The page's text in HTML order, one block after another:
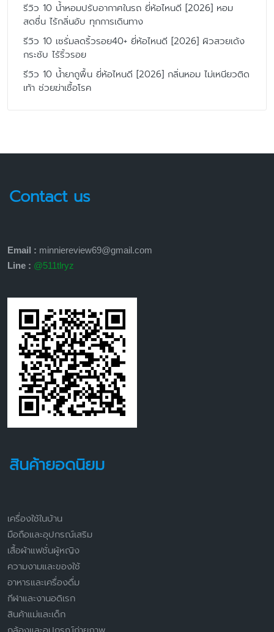
รีวิว 10 น้ำหอมปรับอากาศในรถ ยี่ห้อไหนดี [2026] หอม
สดชื่น ไร้กลิ่นอับ ทุกการเดินทาง
รีวิว 10 เซรั่มลดริ้วรอย40+ ยี่ห้อไหนดี [2026] ผิวสวยเด้ง
กระชับ ไร้ริ้วรอย
รีวิว 10 น้ำยาถูพื้น ยี่ห้อไหนดี [2026] กลิ่นหอม ไม่เหนียวติด
เท้า ช่วยฆ่าเชื้อโรค
Contact us
Email : minniereview69@gmail.com
Line : @511tlryz
สินค้ายอดนิยม
เครื่องใช้ในบ้าน
มือถือและอุปกรณ์เสริม
เสื้อผ้าแฟชั่นผู้หญิง
ความงามและของใช้
อาหารและเครื่องดื่ม
กีฬาและงานอดิเรก
สินค้าแม่และเด็ก